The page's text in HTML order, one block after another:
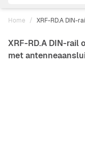
Home / XRF-RD.A DIN-
XRF-RD.A DIN-rail
met